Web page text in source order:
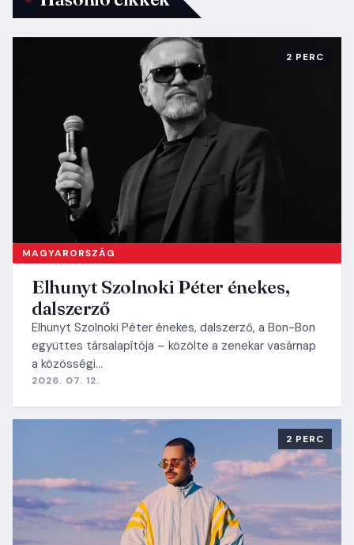
MAGYARORSZÁG
2 PERC
Elhunyt Szolnoki Péter énekes,
dalszerző
Elhunyt Szolnoki Péter énekes, dalszerző, a Bon-Bon
együttes társalapítója – közölte a zenekar vasárnap
a közösségi…
2026. 07. 12.
2 PERC